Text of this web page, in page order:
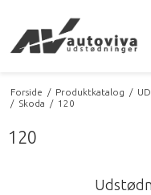
Forside / Produktkatalog /
/ Skoda / 120
120